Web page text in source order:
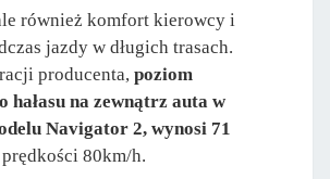
również komfort kierowcy i
jazdy w długich trasach.
producenta, poziom
hałasu na zewnątrz auta w
Navigator 2, wynosi 71
80km/h.